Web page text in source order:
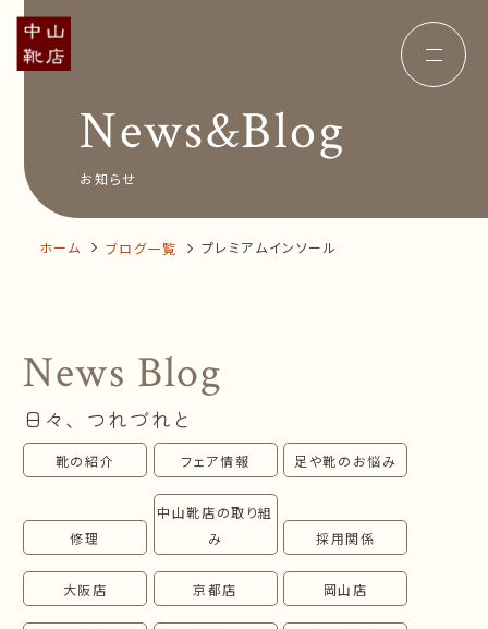
Concept コンセプト
Insole オーダー中敷き
News&Blog
Company 会社概要
オンラインショップ
お問い合わせ
News&Blog
お知らせ
ホーム ブログ一覧 プレミアムインソール
News Blog
日々、つれづれと
靴の紹介 フェア情報 足や靴のお悩み
修理
中山靴店の取り組
み
採用関係
大阪店 京都店 岡山店